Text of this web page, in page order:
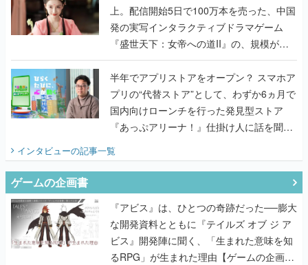
上。配信開始5日で100万本を売った、中国
発の実写インタラクティブドラマゲーム
『盛世天下：女帝への道II』の、規模が違
うこだわりをプロデューサーに聞いた
半年でアプリストアをオープン？ スマホア
プリの“代替ストア”として、わずか6ヵ月で
国内向けローンチを行った発見型ストア
『あっぷアリーナ！』仕掛け人に話を聞い
インタビューの記事一覧
ゲームの企画書
『アビス』は、ひとつの奇跡だった──膨大
な開発資料とともに『テイルズ オブ ジ ア
ビス』開発陣に聞く、「生まれた意味を知
るRPG」が生まれた理由【ゲームの企画